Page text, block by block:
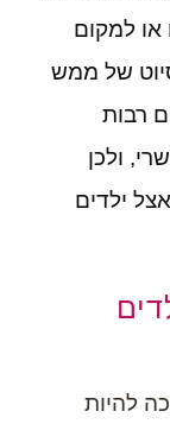
או למקום
של ממש
רבות
ולכן
ילדים
להיות